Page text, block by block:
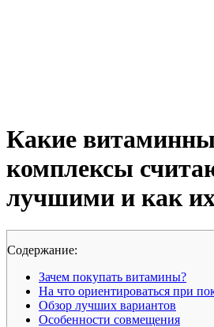
Какие
комплексы
лучшими и как
Cодержание:
Зачем покупать витамины?
На что ориентироваться при
Обзор лучших вариантов
Особенности совмещения